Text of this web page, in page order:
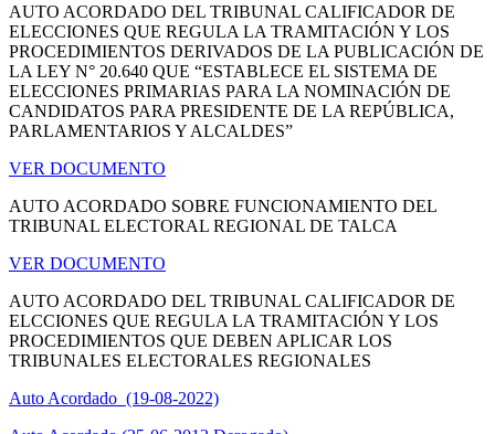
AUTO ACORDADO DEL TRIBUNAL CALIFICADOR DE
ELECCIONES QUE REGULA LA TRAMITACIÓN Y LOS
PROCEDIMIENTOS DERIVADOS DE LA PUBLICACIÓN DE
LA LEY N° 20.640 QUE “ESTABLECE EL SISTEMA DE
ELECCIONES PRIMARIAS PARA LA NOMINACIÓN DE
CANDIDATOS PARA PRESIDENTE DE LA REPÚBLICA,
PARLAMENTARIOS Y ALCALDES”
VER DOCUMENTO
AUTO ACORDADO SOBRE FUNCIONAMIENTO DEL
TRIBUNAL ELECTORAL REGIONAL DE TALCA
VER DOCUMENTO
AUTO ACORDADO DEL TRIBUNAL CALIFICADOR DE
ELCCIONES QUE REGULA LA TRAMITACIÓN Y LOS
PROCEDIMIENTOS QUE DEBEN APLICAR LOS
TRIBUNALES ELECTORALES REGIONALES
Auto Acordado (19-08-2022)